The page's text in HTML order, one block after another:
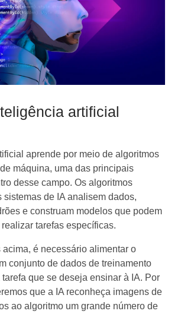
artificial
aprende por meio de algoritmos
máquina, uma das principais
desse campo. Os algoritmos
sistemas de IA analisem dados,
e construam modelos que podem
tarefas específicas.
é necessário alimentar o
conjunto de dados de treinamento
que se deseja ensinar à IA. Por
que a IA reconheça imagens de
ao algoritmo um grande número de